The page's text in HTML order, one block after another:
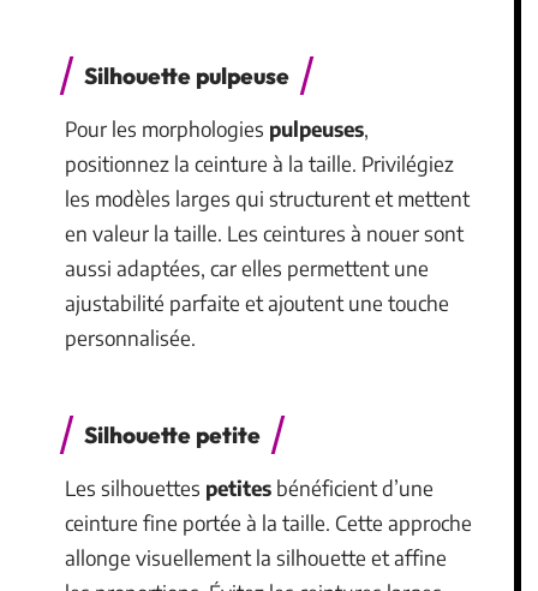
Silhouette pulpeuse
Pour les morphologies pulpeuses,
positionnez la ceinture à la taille. Privilégiez
les modèles larges qui structurent et mettent
en valeur la taille. Les ceintures à nouer sont
aussi adaptées, car elles permettent une
ajustabilité parfaite et ajoutent une touche
personnalisée.
Silhouette petite
Les silhouettes petites bénéficient d’une
ceinture fine portée à la taille. Cette approche
allonge visuellement la silhouette et affine